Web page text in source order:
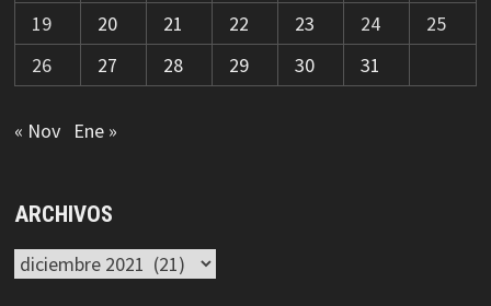
19
20 21 22 23 24
25
26
27 28 29 30 31
« Nov Ene »
ARCHIVOS
Archivos